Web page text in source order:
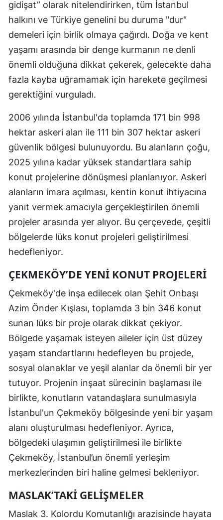
gidişat” olarak nitelendirirken, tüm İstanbul
halkını ve Türkiye genelini bu duruma "dur"
demeleri için birlik olmaya çağırdı. Doğa ve kent
yaşamı arasında bir denge kurmanın ne denli
önemli olduğuna dikkat çekerek, gelecekte daha
fazla kayba uğramamak için harekete geçilmesi
gerektiğini vurguladı.
2006 yılında İstanbul'da toplamda 171 bin 998
hektar askeri alan ile 111 bin 307 hektar askeri
güvenlik bölgesi bulunuyordu. Bu alanların çoğu,
2025 yılına kadar yüksek standartlara sahip
konut projelerine dönüşmesi planlanıyor. Askeri
alanların imara açılması, kentin konut ihtiyacına
yanıt vermek amacıyla gerçekleştirilen önemli
projeler arasında yer alıyor. Bu çerçevede, çeşitli
bölgelerde lüks konut projeleri geliştirilmesi
hedefleniyor.
ÇEKMEKÖY’DE YENI KONUT PROJELERI
Çekmeköy'de inşa edilecek olan Şehit Onbaşı
Azim Önder Kışlası, toplamda 3 bin 346 konut
sunan lüks bir proje olarak dikkat çekiyor.
Bölgede yaşamak isteyen aileler için üst düzey
yaşam standartlarını hedefleyen bu projede,
sosyal olanaklar ve yeşil alanlar da önemli bir yer
tutuyor. Projenin inşaat sürecinin başlaması ile
birlikte, konutların vatandaşlara sunulmasıyla
İstanbul'un Çekmeköy bölgesinde yeni bir yaşam
alanı oluşturulması hedefleniyor. Ayrıca,
bölgedeki ulaşımın geliştirilmesi ile birlikte
Çekmeköy, İstanbul’un önemli yerleşim
merkezlerinden biri haline gelmesi bekleniyor.
MASLAK’TAKI GELIŞMELER
Maslak 3. Kolordu Komutanlığı arazisinde hayata